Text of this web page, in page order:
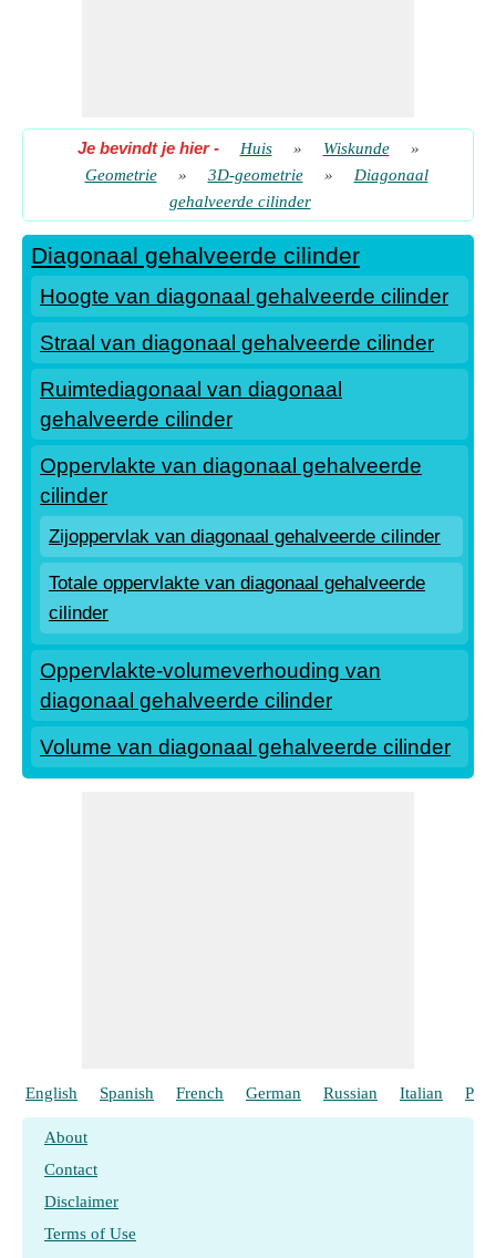
Je bevindt je hier- Huis » Wiskunde
»
Geometrie
» 3D-geometrie »
Diagonaal
gehalveerde cilinder
Diagonaal gehalveerde cilinder
Hoogte van diagonaal gehalveerde cilinder
Straal van diagonaal gehalveerde cilinder
Ruimtediagonaal van diagonaal
gehalveerde cilinder
Oppervlakte van diagonaal gehalveerde
cilinder
Zijoppervlak van diagonaal gehalveerde cilinder
Totale oppervlakte van diagonaal gehalveerde
cilinder
Oppervlakte-volumeverhouding van
diagonaal gehalveerde cilinder
Volume van diagonaal gehalveerde cilinder
English Spanish French German Russian Italian
About
Contact
Disclaimer
Terms of Use